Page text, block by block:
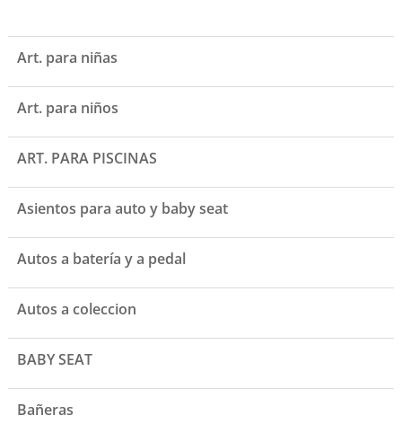
Art. para niñas
Art. para niños
ART. PARA PISCINAS
Asientos para auto y baby seat
Autos a batería y a pedal
Autos a coleccion
BABY SEAT
Bañeras